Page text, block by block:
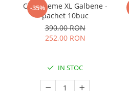
-35%
Crizanteme XL Galbene -
pachet 10buc
390,00 RON
252,00 RON
IN STOC